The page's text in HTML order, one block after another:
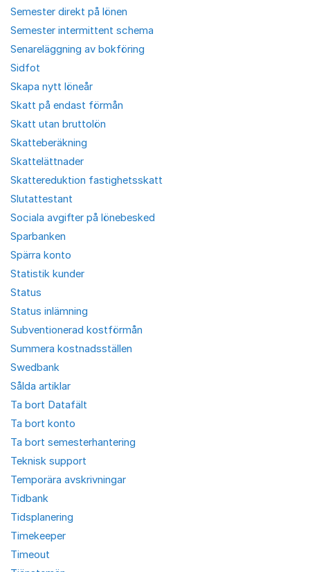
Semester direkt på lönen
Semester intermittent schema
Senareläggning av bokföring
Sidfot
Skapa nytt löneår
Skatt på endast förmån
Skatt utan bruttolön
Skatteberäkning
Skattelättnader
Skattereduktion fastighetsskatt
Slutattestant
Sociala avgifter på lönebesked
Sparbanken
Spärra konto
Statistik kunder
Status
Status inlämning
Subventionerad kostförmån
Summera kostnadsställen
Swedbank
Sålda artiklar
Ta bort Datafält
Ta bort konto
Ta bort semesterhantering
Teknisk support
Temporära avskrivningar
Tidbank
Tidsplanering
Timekeeper
Timeout